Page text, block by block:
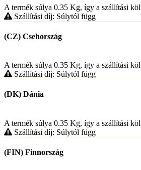
A termék súlya 0.35 Kg, így a szállítási
Szállítási díj: Súlytól függ
(CZ) Csehország
A termék súlya 0.35 Kg, így a szállítási
Szállítási díj: Súlytól függ
(DK) Dánia
A termék súlya 0.35 Kg, így a szállítási
Szállítási díj: Súlytól függ
(FIN) Finnország